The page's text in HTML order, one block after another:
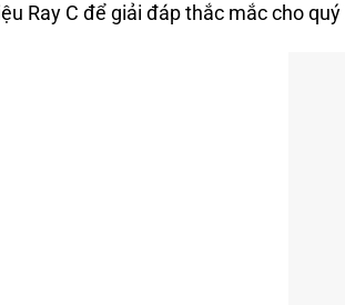
Ray C để giải đáp thắc mắc cho